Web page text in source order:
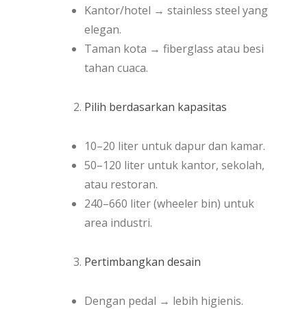
Kantor/hotel → stainless steel yang
elegan.
Taman kota → fiberglass atau besi
tahan cuaca.
Pilih berdasarkan kapasitas
10–20 liter untuk dapur dan kamar.
50–120 liter untuk kantor, sekolah,
atau restoran.
240–660 liter (wheeler bin) untuk
area industri.
Pertimbangkan desain
Dengan pedal → lebih higienis.